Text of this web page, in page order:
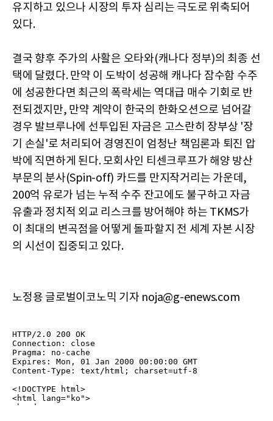
유지하고 있으나 시장의 투자 심리는 극도로 위축되어
있다.
결국 향후 주가의 사활은 오타와(캐나다 정부)의 최종 선
택에 달렸다. 만약 이 도박이 성공해 캐나다 잠수함 수주
에 성공한다면 최근의 폭락세는 역대급 매수 기회로 반
전되겠지만, 만약 계약이 한국의 한화오션으로 넘어갈
경우 발브루나에 선투입된 자금은 고스란히 장부상 '장
기 손실'로 처리되어 경영진이 엄청난 책임론과 퇴진 압
박에 직면하게 된다. 모회사인 티센크루프가 해양 방산
부문의 분사(Spin-off) 카드를 만지작거리는 가운데,
200억 유로가 넘는 누적 수주 잔고에도 불구하고 자금
유출과 정치적 외교 리스크를 방어해야 하는 TKMS가
이 최대의 변곡점을 어떻게 돌파할지 전 세계 자본 시장
의 시선이 집중되고 있다.
노정용 글로벌이코노믹 기자 noja@g-enews.com